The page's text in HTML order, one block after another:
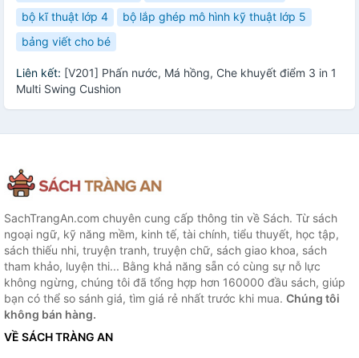
bộ kĩ thuật lớp 4
bộ lắp ghép mô hình kỹ thuật lớp 5
bảng viết cho bé
Liên kết: [V201] Phấn nước, Má hồng, Che khuyết điểm 3 in 1
Multi Swing Cushion
SachTrangAn.com chuyên cung cấp thông tin về Sách. Từ sách
ngoại ngữ, kỹ năng mềm, kinh tế, tài chính, tiểu thuyết, học tập,
sách thiếu nhi, truyện tranh, truyện chữ, sách giao khoa, sách
tham khảo, luyện thi... Bằng khả năng sẵn có cùng sự nỗ lực
không ngừng, chúng tôi đã tổng hợp hơn 160000 đầu sách, giúp
bạn có thể so sánh giá, tìm giá rẻ nhất trước khi mua. Chúng tôi
không bán hàng.
VỀ SÁCH TRÀNG AN